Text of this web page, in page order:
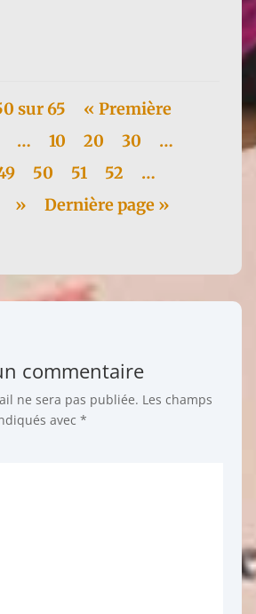
sur 65
« Première
… 10 20 30
…
50 51 52
…
» Dernière page »
commentaire
ne sera pas publiée. Les champs
avec *